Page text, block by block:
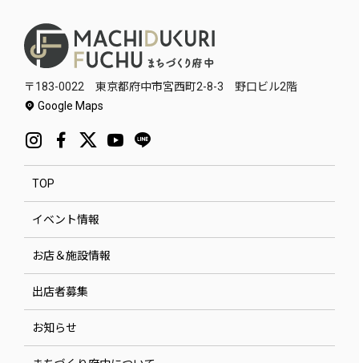
〒183-0022 東京都府中市宮西町2-8-3 野口ビル2階
Google Maps
TOP
イベント情報
お店＆施設情報
出店者募集
お知らせ